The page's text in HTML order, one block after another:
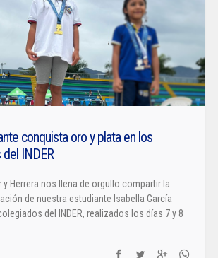
conquista oro y plata en los
INDER
y Herrera nos llena de orgullo compartir la
de nuestra estudiante Isabella García
del INDER, realizados los días 7 y 8